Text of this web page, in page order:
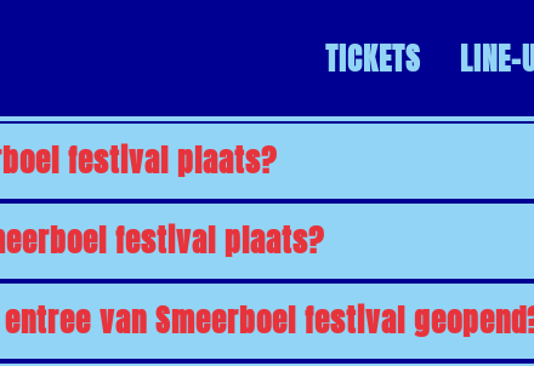
TICKETS LINE-
ALGEMEEN
festival plaats?
festival plaats?
van Smeerboel festival